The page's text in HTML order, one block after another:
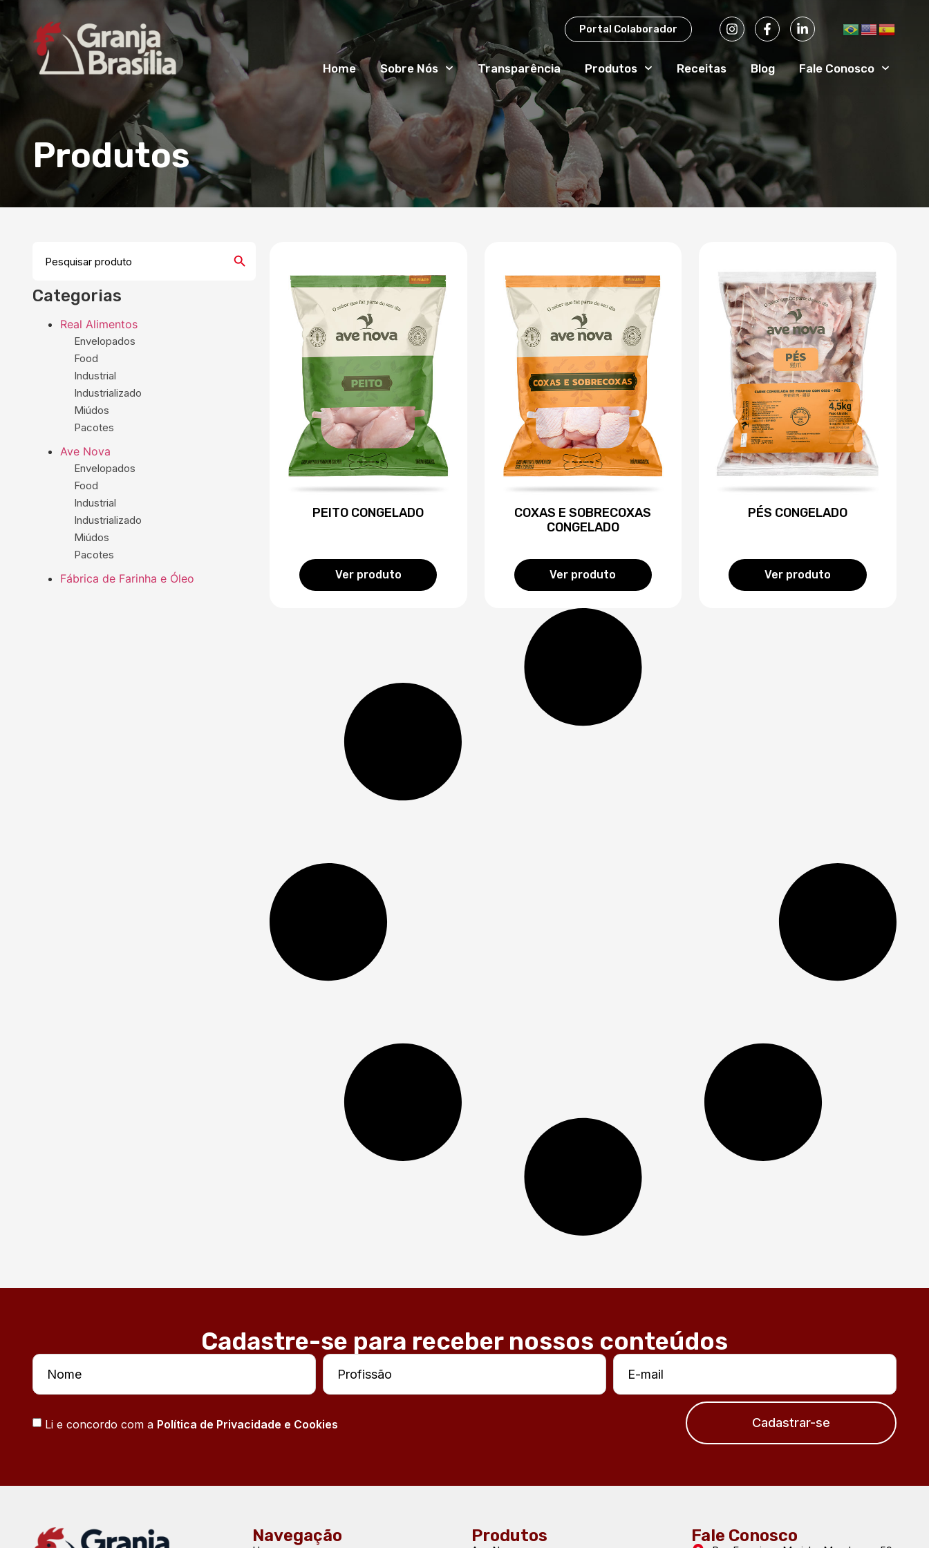
Portal Colaborador
Home Sobre Nós Transparência Produtos Receitas Blog Fale Conosco
Produtos
for:
Categorias
Real Alimentos
Envelopados
Food
Industrial
Industrializado
Miúdos
Pacotes
Ave Nova
Envelopados
Food
Industrial
Industrializado
Miúdos
Pacotes
Fábrica de Farinha e Óleo
PEITO CONGELADO
Ver produto
COXAS E SOBRECOXAS
CONGELADO
Ver produto
PÉS CONGELADO
Ver produto
Cadastre-se para receber nossos conteúdos
Li e concordo com a Política de Privacidade e Cookies Cadastrar-se
Navegação Produtos Fale Conosco